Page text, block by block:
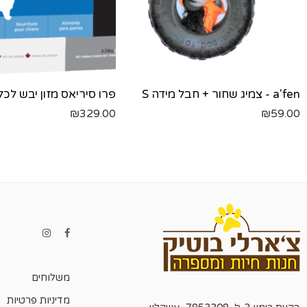
a'fen - צמיג שחור + חבל מידה S
₪59.00
₪329.00
משלוחים
מדיניות פרטיות